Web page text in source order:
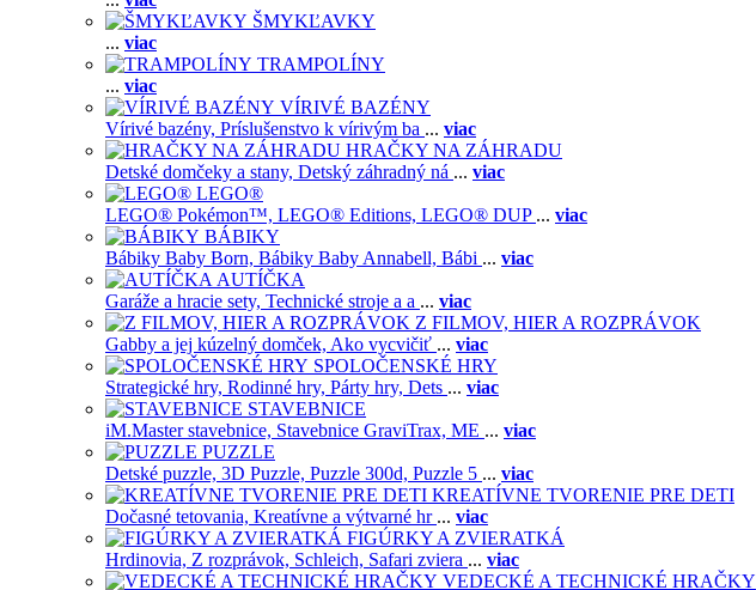
ŠMYKĽAVKY
... viac
TRAMPOLÍNY
... viac
VÍRIVÉ BAZÉNY
Vírivé bazény, Príslušenstvo k vírivým ba ... viac
HRAČKY NA ZÁHRADU
Detské domčeky a stany, Detský záhradný ná ... viac
LEGO®
LEGO® Pokémon™, LEGO® Editions, LEGO® DUP ... viac
BÁBIKY
Bábiky Baby Born, Bábiky Baby Annabell, Bábi ... viac
AUTÍČKA
Garáže a hracie sety, Technické stroje a a ... viac
Z FILMOV, HIER A ROZPRÁVOK
Gabby a jej kúzelný domček, Ako vycvičiť ... viac
SPOLOČENSKÉ HRY
Strategické hry, Rodinné hry, Párty hry, Dets ... viac
STAVEBNICE
iM.Master stavebnice, Stavebnice GraviTrax, ME ... viac
PUZZLE
Detské puzzle, 3D Puzzle, Puzzle 300d, Puzzle 5 ... viac
KREATÍVNE TVORENIE PRE DETI
Dočasné tetovania, Kreatívne a výtvarné hr ... viac
FIGÚRKY A ZVIERATKÁ
Hrdinovia, Z rozprávok, Schleich, Safari zviera ... viac
VEDECKÉ A TECHNICKÉ HRAČKY